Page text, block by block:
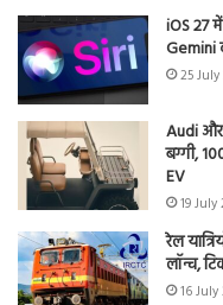
iOS 27
Gemini
25
Audi और
बग्गी,
EV
19
रेल
लॉन्च,
16 July